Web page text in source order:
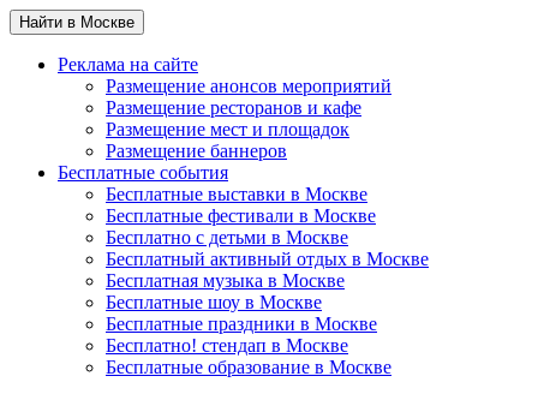
Найти в Москве
Реклама на сайте
Размещение анонсов мероприятий
Размещение ресторанов и кафе
Размещение мест и площадок
Размещение баннеров
Бесплатные события
Бесплатные выставки в Москве
Бесплатные фестивали в Москве
Бесплатно с детьми в Москве
Бесплатный активный отдых в Москве
Бесплатная музыка в Москве
Бесплатные шоу в Москве
Бесплатные праздники в Москве
Бесплатно! стендап в Москве
Бесплатные образование в Москве